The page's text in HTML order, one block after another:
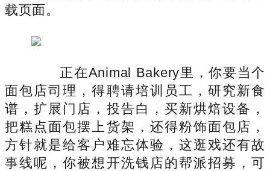
载页面。
正在Animal Bakery里，你要当个
面包店司理，得聘请培训员工，研究新食
谱，扩展门店，投告白，买新烘焙设备，
把糕点面包摆上货架，还得粉饰面包店，
方针就是给客户难忘体验，这逛戏还有故
事线呢，你被想开洗钱店的帮派招募，可